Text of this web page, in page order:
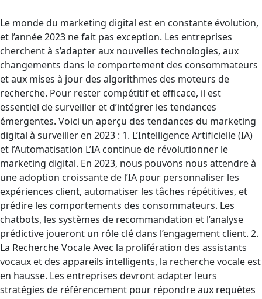
Le monde du marketing digital est en constante évolution,
et l’année 2023 ne fait pas exception. Les entreprises
cherchent à s’adapter aux nouvelles technologies, aux
changements dans le comportement des consommateurs
et aux mises à jour des algorithmes des moteurs de
recherche. Pour rester compétitif et efficace, il est
essentiel de surveiller et d’intégrer les tendances
émergentes. Voici un aperçu des tendances du marketing
digital à surveiller en 2023 : 1. L’Intelligence Artificielle (IA)
et l’Automatisation L’IA continue de révolutionner le
marketing digital. En 2023, nous pouvons nous attendre à
une adoption croissante de l’IA pour personnaliser les
expériences client, automatiser les tâches répétitives, et
prédire les comportements des consommateurs. Les
chatbots, les systèmes de recommandation et l’analyse
prédictive joueront un rôle clé dans l’engagement client. 2.
La Recherche Vocale Avec la prolifération des assistants
vocaux et des appareils intelligents, la recherche vocale est
en hausse. Les entreprises devront adapter leurs
stratégies de référencement pour répondre aux requêtes